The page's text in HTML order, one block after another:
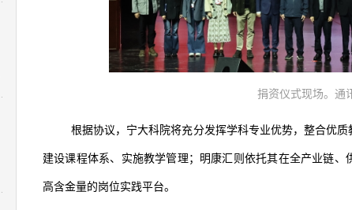
捐资仪式现场。通
根据协议，宁大科院将充分发挥学科专业优势，整合优
建设课程体系、实施教学管理；明康汇则依托其在全产业链
高含金量的岗位实践平台。